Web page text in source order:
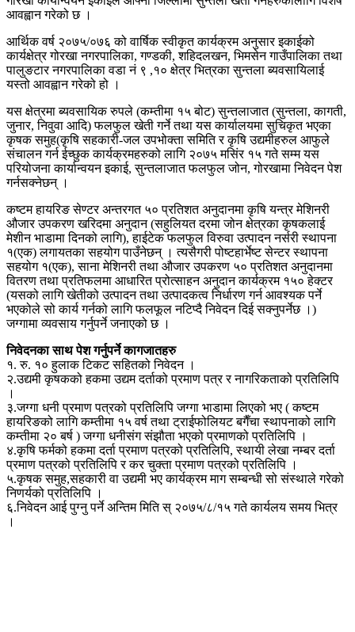
आवह्वान गरेको छ ।
आर्थिक वर्ष २०७५/०७६ को वार्षिक स्वीकृत कार्यक्रम अनुसार इकाईको
कार्यक्षेत्र गोरखा नगरपालिका, गण्डकी, शहिदलखन, भिमसेन गाउँपालिका तथा
पालुङटार नगरपालिका वडा नं ९ ,१० क्षेत्र भित्रका सुन्तला ब्यवसायिलाई
यस्तो आवह्वान गरेको हो ।
यस क्षेत्रमा ब्यवसायिक रुपले (कम्तीमा १५ बोट) सुन्तलाजात (सुन्तला, कागती,
जुनार, निवुवा आदि) फलफुल खेती गर्ने तथा यस कार्यालयमा सुचिकृत भएका
कृषक समुह(कृषि सहकारी-जल उपभोक्ता समिति र कृषि उद्यमीहरुल आफुले
संचालन गर्न ईच्छुक कार्यक्रमहरुको लागि २०७५ मसिंर १५ गते सम्म यस
परियोजना कार्यान्वयन इकाई, सुन्तलाजात फलफुल जोन, गोरखामा निवेदन पेश
गर्नसक्नेछन् ।
कष्टम हायरिङ सेण्टर अन्तरगत ५० प्रतिशत अनुदानमा कृषि यन्त्र मेशिनरी
औजार उपकरण खरिदमा अनुदान (सहुलियत दरमा जोन क्षेत्रका कृषकलाई
मेशीन भाडामा दिनको लागि), हाईटेक फलफुल विरुवा उत्पादन नर्सरी स्थापना
१(एक) लगायतका सहयोग पाउँनेछन् । त्यसैगरी पोष्टहार्भेष्ट सेन्टर स्थापना
सहयोग १(एक), साना मेशिनरी तथा औजार उपकरण ५० प्रतिशत अनुदानमा
वितरण तथा प्रतिफलमा आधारित प्रोत्साहन अनुदान कार्यक्रम १५० हेक्टर
(यसको लागि खेतीको उत्पादन तथा उत्पादकत्व निर्धारण गर्न आवश्यक पर्ने
भएकोले सो कार्य गर्नको लागि फलफूल नटिप्दै निवेदन दिई सक्नुपर्नेछ ।)
जग्गामा व्यवसाय गर्नुपर्ने जनाएको छ ।
निवेदनका साथ पेश गर्नुपर्ने कागजातहरु
१. रु. १० हुलाक टिकट सहितको निवेदन ।
२.उद्यमी कृषकको हकमा उद्यम दर्ताको प्रमाण पत्र र नागरिकताको प्रतिलिपि
।
३.जग्गा धनी प्रमाण पत्रको प्रतिलिपि जग्गा भाडामा लिएको भए ( कष्टम
हायरिङको लागि कम्तीमा १५ वर्ष तथा ट्राईफोलियट बगैँचा स्थापनाको लागि
कम्तीमा २० बर्ष ) जग्गा धनीसंग संझौता भएको प्रमाणको प्रतिलिपि ।
४.कृषि फर्मको हकमा दर्ता प्रमाण पत्रको प्रतिलिपि, स्थायी लेखा नम्बर दर्ता
प्रमाण पत्रको प्रतिलिपि र कर चुक्ता प्रमाण पत्रको प्रतिलिपि ।
५.कृषक समुह,सहकारी वा उद्यमी भए कार्यक्रम माग सम्बन्धी सो संस्थाले गरेको
निणर्यको प्रतिलिपि ।
६.निवेदन आई पुग्नु पर्ने अन्तिम मिति स् २०७५/८/१५ गते कार्यलय समय भित्र
।